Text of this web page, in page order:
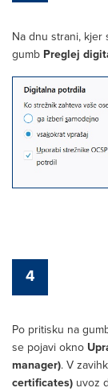
Na dnu strani, kjer
gumb Preglej
4
Po pritisku na
se pojavi okno
manager). V
certificates) uvoz